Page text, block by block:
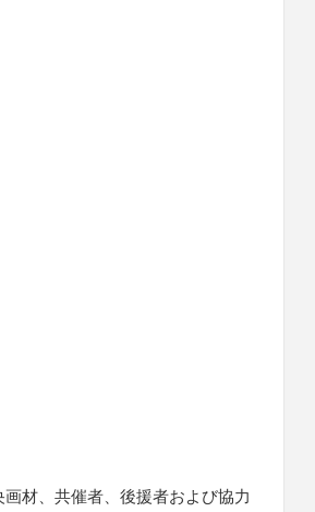
材、共催者、後援者および協力